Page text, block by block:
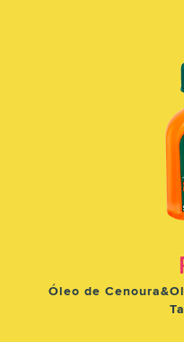
Óleo de